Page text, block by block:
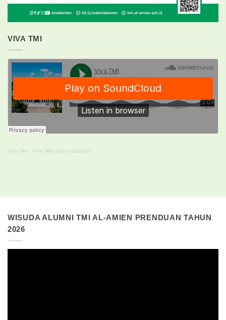
VIVA TMI
Viva TMI · Viva TMI (Piano Version)
WISUDA ALUMNI TMI AL-AMIEN PRENDUAN TAHUN
2026